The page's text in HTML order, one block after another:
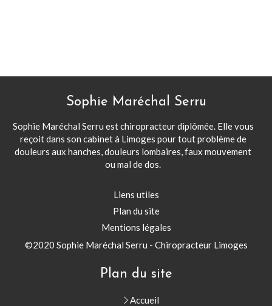
Sophie Maréchal Serru
Sophie Maréchal Serru est chiropracteur diplômée. Elle vous
reçoit dans son cabinet à Limoges pour tout problème de
douleurs aux hanches, douleurs lombaires, faux mouvement
ou mal de dos.
Liens utiles
Plan du site
Mentions légales
©2020 Sophie Maréchal Serru - Chiropracteur Limoges
Plan du site
Accueil